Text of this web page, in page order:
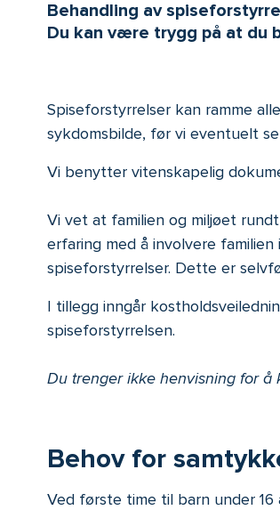
Behandling av
Du kan være trygg på at du
Spiseforstyrrelser kan ramme
sykdomsbilde, før vi eventuelt
Vi benytter vitenskapelig
Vi vet at familien og miljøet
erfaring med å involvere
spiseforstyrrelser. Dette er
I tillegg inngår
spiseforstyrrelsen.
Du trenger ikke henvisning for å
Behov for
Ved første time til barn under